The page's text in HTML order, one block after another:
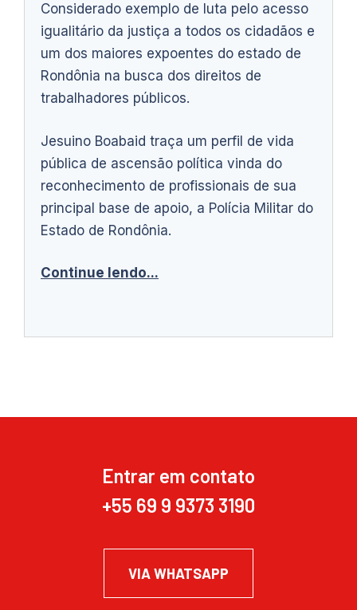
Considerado exemplo de luta pelo acesso
igualitário da justiça a todos os cidadãos e
um dos maiores expoentes do estado de
Rondônia na busca dos direitos de
trabalhadores públicos.
Jesuino Boabaid traça um perfil de vida
pública de ascensão política vinda do
reconhecimento de profissionais de sua
principal base de apoio, a Polícia Militar do
Estado de Rondônia.
Continue lendo...
Entrar em contato
+55 69 9 9373 3190
VIA WHATSAPP